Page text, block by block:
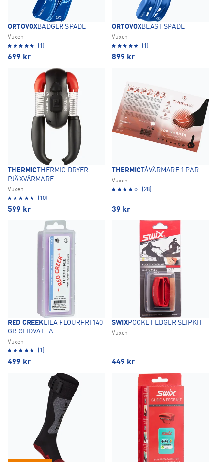
ORTOVOXBADGER SPADE
Vuxen
(1)
699 kr
ORTOVOXBEAST SPADE
Vuxen
(1)
899 kr
THERMIC THERMIC DRYER
PJÄXVÄRMARE
Vuxen
(10)
599 kr
THERMIC TÅVÄRMARE 1 PAR
Vuxen
(28)
39 kr
RED CREEK LILA FLOURFRI 140
GR GLIDVALLA
Vuxen
(1)
499 kr
SWIXPOCKET EDGER SLIPKIT
Vuxen
449 kr